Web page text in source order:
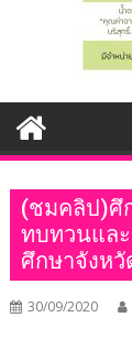
(ชมคลิป)ศึ
ทบทวนแล
ศึกษาจังหวั
30/09/2020